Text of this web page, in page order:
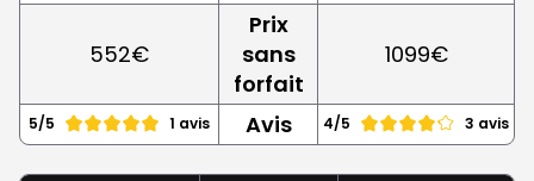
552€
Prix
sans
forfait
1099€
5/5 1 avis Avis 4/5 3 avis